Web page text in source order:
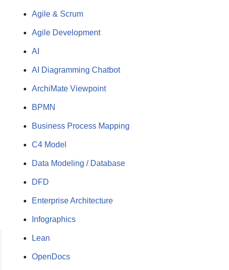
Agile & Scrum
Agile Development
AI
AI Diagramming Chatbot
ArchiMate Viewpoint
BPMN
Business Process Mapping
C4 Model
Data Modeling / Database
DFD
Enterprise Architecture
Infographics
Lean
OpenDocs